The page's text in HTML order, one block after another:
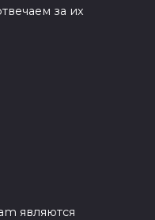
за их
являются